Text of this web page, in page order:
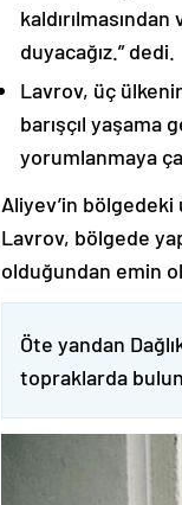
duyacağız.” dedi.
Lavrov, üç
barışçıl yaşama
yorumlanmaya
Aliyev’in
Lavrov, bölgede
olduğundan emin
Öte yandan
topraklarda